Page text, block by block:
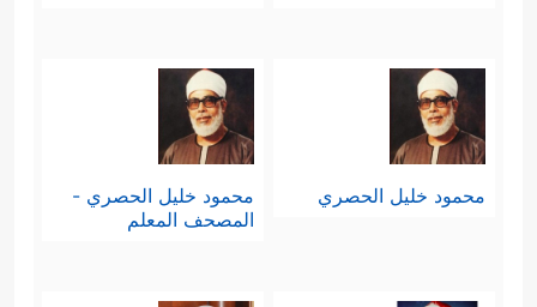
محمود خليل الحصري
محمود خليل الحصري -
المصحف المعلم